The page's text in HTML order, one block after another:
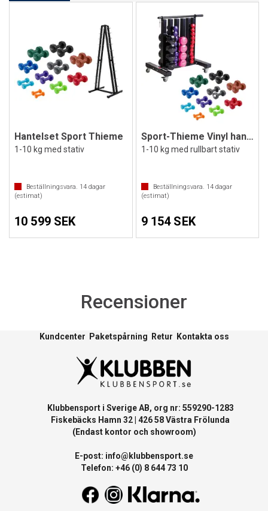
Hantelset Sport Thieme
1-10 kg med stativ
Beställningsvara. 14 dagar
(estimat)
10 599 SEK
Sport-Thieme Vinyl hantelsett
1-10 kg med rullbart stativ
Beställningsvara. 14dagar
(estimat)
9 154 SEK
Recensioner
Kundcenter Paketspårning Retur Kontakta oss
Klubbensport i Sverige AB, org nr: 559290-1283
Fiskebäcks Hamn 32 | 426 58 Västra Frölunda
(Endast kontor och showroom)
E-post: info@klubbensport.se
Telefon: +46 (0) 8 644 73 10